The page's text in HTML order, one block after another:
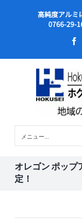
高純度アルミ
0766-29-
メニュー...
オレゴン ポップ
定！